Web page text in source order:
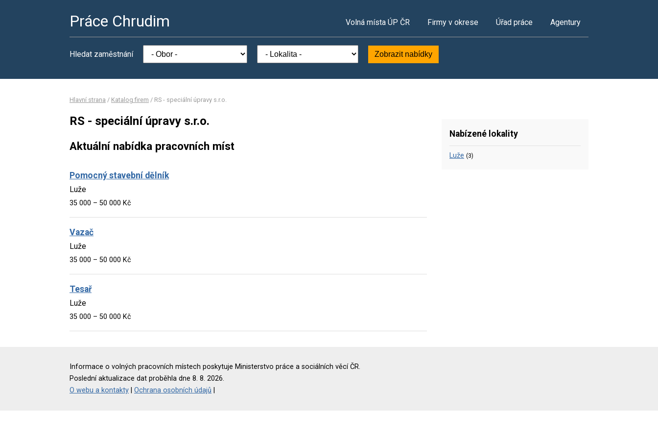
Práce Chrudim Volná místa ÚP ČR Firmy v okrese Úřad práce Agentury
Hledat zaměstnání Zobrazit nabídky
Hlavní strana / Katalog firem / RS - speciální úpravy s.r.o.
RS - speciální úpravy s.r.o.
Aktuální nabídka pracovních míst
Pomocný stavební dělník
Luže
35 000 – 50 000 Kč
Vazač
Luže
35 000 – 50 000 Kč
Tesař
Luže
35 000 – 50 000 Kč
Nabízené lokality
Luže (3)
Informace o volných pracovních místech poskytuje Ministerstvo práce a sociálních věcí ČR.
Poslední aktualizace dat proběhla dne 8. 8. 2026.
O webu a kontakty
Ochrana osobních údajů